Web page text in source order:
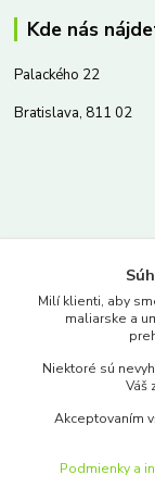
Kde nás
Palackého 22
Bratislava, 811 02
www.merkantil.sk
Pondelok-Piatok:
Milí klienti, aby
maliarske a
Niektoré sú
Váš
Akceptovaním
Podmienky a